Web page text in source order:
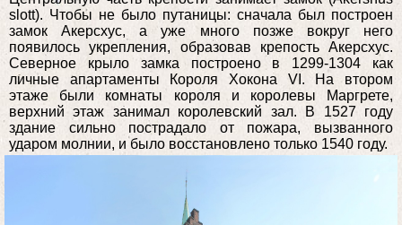
slott). Чтобы не было путаницы: сначала был построен
замок Акерсхус, а уже много позже вокруг него
появилось укрепления, образовав крепость Акерсхус.
Северное крыло замка построено в 1299-1304 как
личные апартаменты Короля Хокона VI. На втором
этаже были комнаты короля и королевы Маргрете,
верхний этаж занимал королевский зал. В 1527 году
здание сильно пострадало от пожара, вызванного
ударом молнии, и было восстановлено только 1540 году.